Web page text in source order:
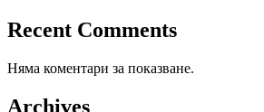
Recent Comments
Няма коментари за показване.
Archives